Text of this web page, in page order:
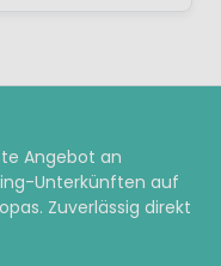
Angebot an
Unterkünften auf
Zuverlässig direkt